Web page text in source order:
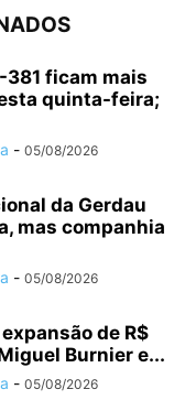
381 ficam mais
quinta-feira;
- 05/08/2026
da Gerdau
mas companhia
- 05/08/2026
de R$
Burnier e...
- 05/08/2026